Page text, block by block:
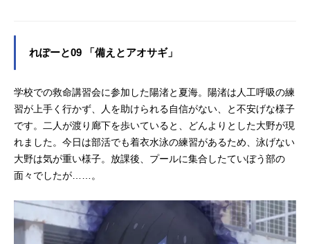
れぽーと09 「備えとアオサギ」
学校での救命講習会に参加した陽渚と夏海。陽渚は人工呼吸の練
習が上手く行かず、人を助けられる自信がない、と不安げな様子
です。二人が渡り廊下を歩いていると、どんよりとした大野が現
れました。今日は部活でも着衣水泳の練習があるため、泳げない
大野は気が重い様子。放課後、プールに集合したていぼう部の
面々でしたが……。